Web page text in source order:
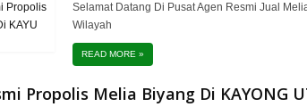
Selamat Datang Di Pusat Agen Resmi Jual
Wilayah
READ MORE »
Propolis Melia Biyang Di KAYONG